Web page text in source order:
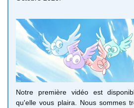
Notre première vidéo est
qu'elle vous plaira. Nous sommes